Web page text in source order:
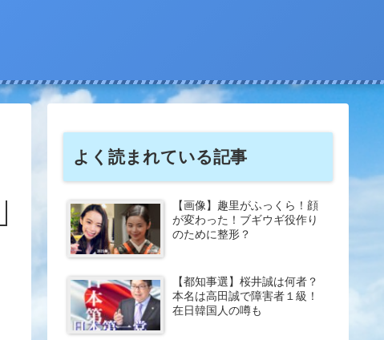
よく読まれている記事
【画像】趣里がふっくら！顔
が変わった！ブギウギ役作り
のために整形？
【都知事選】桜井誠は何者？
本名は高田誠で障害者１級！
在日韓国人の噂も